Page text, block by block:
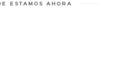
ESTAMOS AHORA